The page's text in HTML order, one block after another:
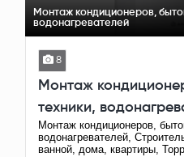
Монтаж кондиционеров,
водонагревателей
8
Монтаж
техники,
Монтаж кондиционеров,
водонагревателей,
ванной, дома, квартиры,